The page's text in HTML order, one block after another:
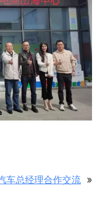
车总经理合作交流 »